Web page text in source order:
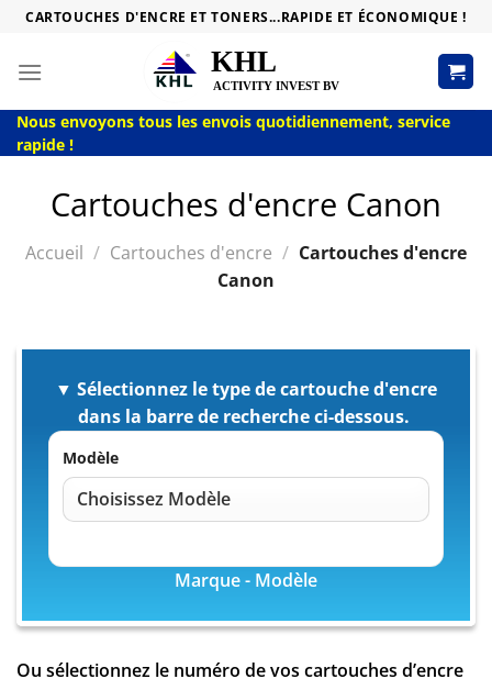
Passer
contenu
CARTOUCHES D'ENCRE ET TONERS...RAPIDE ET ÉCONOMIQUE !
Nous envoyons tous les envois quotidiennement, service
rapide !
Cartouches d'encre Canon
Accueil / Cartouches d'encre / Cartouches d'encre
Canon
▼ Sélectionnez le type de cartouche d'encre
dans la barre de recherche ci-dessous.
Modèle
Marque - Modèle
Ou sélectionnez le numéro de vos cartouches d’encre